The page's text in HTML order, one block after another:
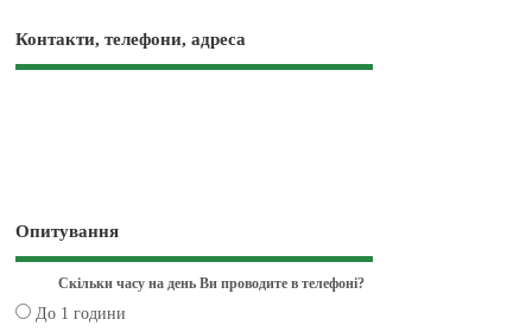
Контакти, телефони, адреса
Опитування
Скільки часу на день Ви проводите в телефоні?
До 1 години